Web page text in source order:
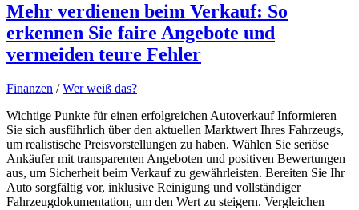
Mehr verdienen beim Verkauf: So
erkennen Sie faire Angebote und
vermeiden teure Fehler
Finanzen /Wer weiß das?
Wichtige Punkte für einen erfolgreichen Autoverkauf Informieren
Sie sich ausführlich über den aktuellen Marktwert Ihres Fahrzeugs,
um realistische Preisvorstellungen zu haben. Wählen Sie seriöse
Ankäufer mit transparenten Angeboten und positiven Bewertungen
aus, um Sicherheit beim Verkauf zu gewährleisten. Bereiten Sie Ihr
Auto sorgfältig vor, inklusive Reinigung und vollständiger
Fahrzeugdokumentation, um den Wert zu steigern. Vergleichen